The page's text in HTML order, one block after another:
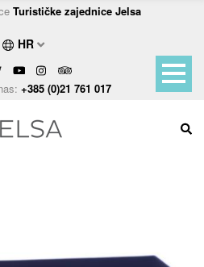
Turističke zajednice Jelsa
HR
+385 (0)21 761 017